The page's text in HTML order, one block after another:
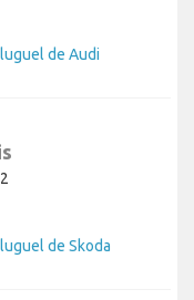
de Audi
de Skoda